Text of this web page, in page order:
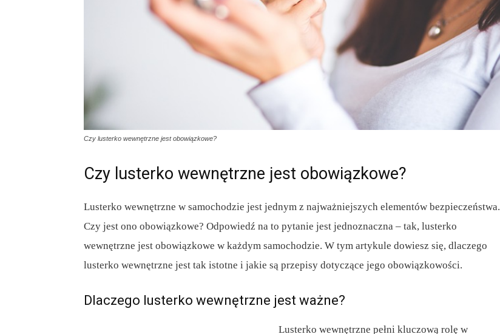
Czy lusterko wewnętrzne jest obowiązkowe?
Czy lusterko wewnętrzne jest obowiązkowe?
Lusterko wewnętrzne w samochodzie jest jednym z najważniejszych elementów bezpieczeństwa.
Czy jest ono obowiązkowe? Odpowiedź na to pytanie jest jednoznaczna – tak, lusterko
wewnętrzne jest obowiązkowe w każdym samochodzie. W tym artykule dowiesz się, dlaczego
lusterko wewnętrzne jest tak istotne i jakie są przepisy dotyczące jego obowiązkowości.
Dlaczego lusterko wewnętrzne jest ważne?
Lusterko wewnętrzne pełni kluczową rolę w